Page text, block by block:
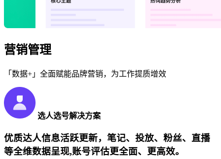
营销管理
「数据+」全面赋能品牌营销，为工作提质增效
选人选号解决方案
优质达人信息活跃更新，笔记、投放、粉丝、直播
等全维数据呈现,账号评估更全面、更高效。